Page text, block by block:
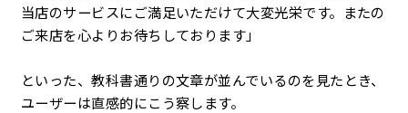
当店のサービスにご満足いただけて大変光栄です。またの
ご来店を心よりお待ちしております」
といった、教科書通りの文章が並んでいるのを見たとき、
ユーザーは直感的にこう察します。